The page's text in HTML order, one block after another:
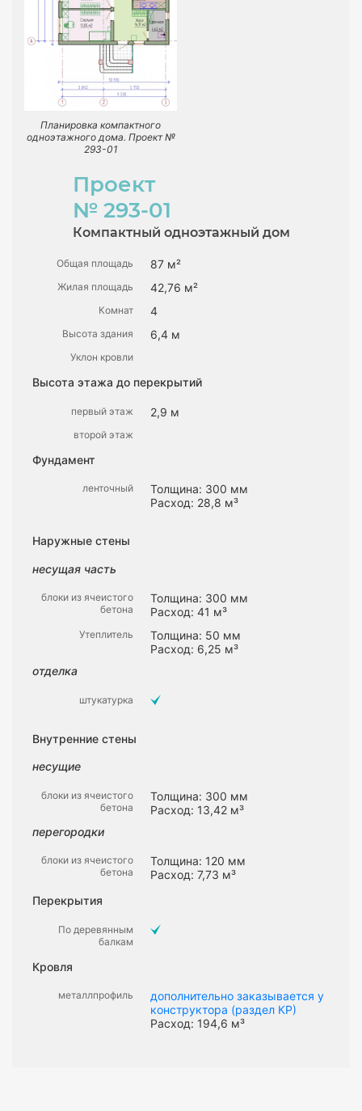
Планировка компактного
одноэтажного дома. Проект №
293-01
Проект
№ 293-01
Компактный одноэтажный дом
Общая площадь 87 м²
Жилая площадь 42,76 м²
Комнат 4
Высота здания 6,4 м
Уклон кровли
Высота этажа до перекрытий
первый этаж 2,9 м
второй этаж
Фундамент
ленточный
Толщина: 300 мм
Расход: 28,8 м³
Наружные стены
несущая часть
блоки из ячеистого
бетона
Толщина: 300 мм
Расход: 41 м³
Утеплитель
Толщина: 50 мм
Расход: 6,25 м³
отделка
штукатурка
Внутренние стены
несущие
блоки из ячеистого
бетона
Толщина: 300 мм
Расход: 13,42 м³
перегородки
блоки из ячеистого
бетона
Толщина: 120 мм
Расход: 7,73 м³
Перекрытия
По деревянным
балкам
Кровля
металлпрофиль
дополнительно заказывается у
конструктора (раздел КР)
Расход: 194,6 м³